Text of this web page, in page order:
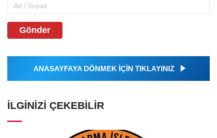
Gönder
ANASAYFAYA DÖNMEK İÇİN TIKLAYINIZ
İLGINIZI ÇEKEBILIR